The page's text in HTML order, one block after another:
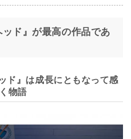
ッド』が最高の作品であ
ド』は成長にともなって感
物語